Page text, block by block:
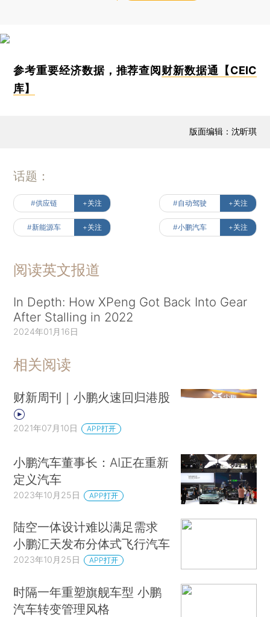
参考重要经济数据，推荐查阅 财新数据通【CEIC
库】
版面编辑：沈昕琪
话题：
#供应链 +关注 #自动驾驶 +关注
#新能源车 +关注 #小鹏汽车 +关注
阅读英文报道
In Depth: How XPeng Got Back Into Gear
After Stalling in 2022
2024年01月16日
相关阅读
财新周刊｜小鹏火速回归港股
2021年07月10日 APP打开
小鹏汽车董事长：AI正在重新
定义汽车
2023年10月25日 APP打开
陆空一体设计难以满足需求
小鹏汇天发布分体式飞行汽车
2023年10月25日 APP打开
时隔一年重塑旗舰车型 小鹏
汽车转变管理风格